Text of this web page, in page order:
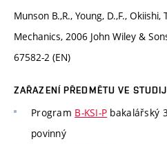
Munson B.,R., Young, D.,F.,
Mechanics, 2006 John Wiley &
67582-2 (EN)
ZAŘAZENÍ PŘEDMĚTU VE
Program B-KSI-P bakalářský
povinný